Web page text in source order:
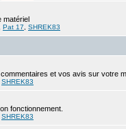
matériel
Pat 17 SHREK83
et vos avis sur votre
SHREK83
fonctionnement.
SHREK83